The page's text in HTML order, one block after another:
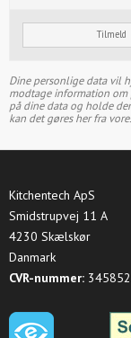
Tilmeld
Dine personlige data vil
modtage information om
på dine data og holde
kan det gøres her fra
Kitchentech ApS
Smidstrupvej 11 A
4230 Skælskør
Danmark
CVR-nummer: